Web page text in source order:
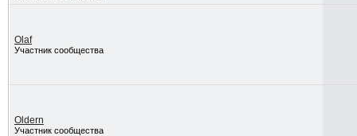
Olaf
Участник сообщества
Oldern
Участник сообщества